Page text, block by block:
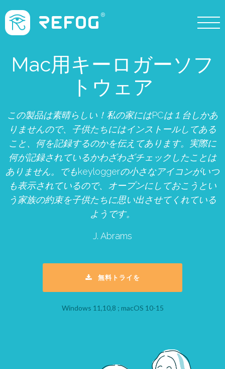
Mac用キーロガーソフ
トウェア
この製品は素晴らしい！私の家にはPCは１台しかあ
りませんので、子供たちにはインストールしてある
こと、何を記録するのかを伝えてあります。実際に
何が記録されているかわざわざチェックしたことは
ありません。でもkeyloggerの小さなアイコンがいつ
も表示されているので、オープンにしておこうとい
う家族の約束を子供たちに思い出させてくれている
ようです。
J. Abrams
無料トライを
Windows 11,10,8 ; macOS 10-15